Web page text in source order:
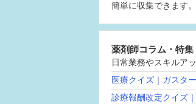
簡単に収集できます。
薬剤師コラム・特集
日常業務やスキルア
医療クイズ｜ガスタ
診療報酬改定クイズ